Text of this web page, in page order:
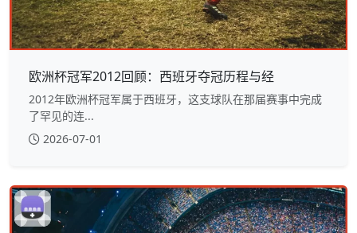
欧洲杯冠军2012回顾：西班牙夺冠历程与经
2012年欧洲杯冠军属于西班牙，这支球队在那届赛事中完成
了罕见的连...
2026-07-01